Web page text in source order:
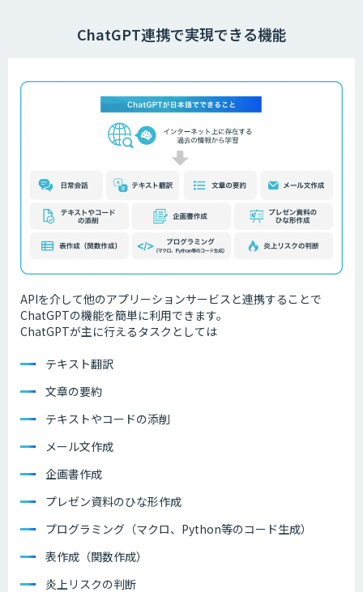
ChatGPT連携で実現できる機能
APIを介して他のアプリーションサービスと連携することで
ChatGPTの機能を簡単に利用できます。
ChatGPTが主に行えるタスクとしては
テキスト翻訳
文章の要約
テキストやコードの添削
メール文作成
企画書作成
プレゼン資料のひな形作成
プログラミング（マクロ、Python等のコード生成）
表作成（関数作成）
炎上リスクの判断